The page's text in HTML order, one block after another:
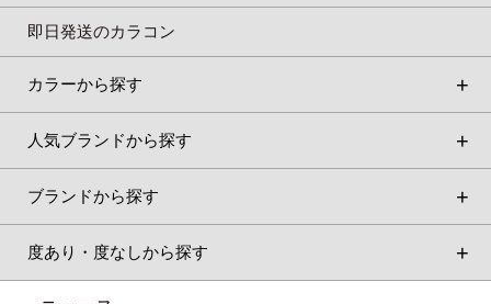
即日発送のカラコン
カラーから探す
人気ブランドから探す
ブランドから探す
度あり・度なしから探す